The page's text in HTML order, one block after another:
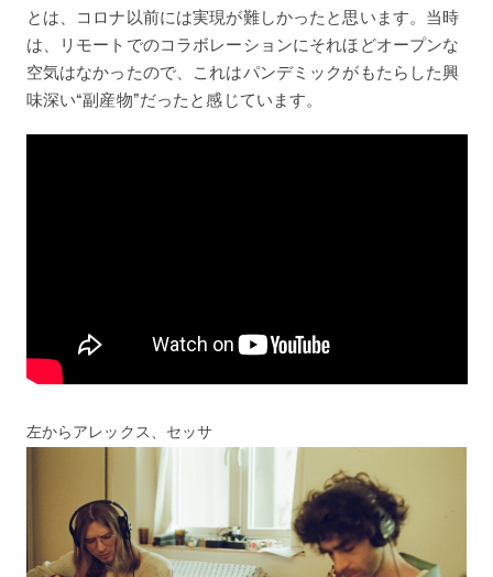
とは、コロナ以前には実現が難しかったと思います。当時
は、リモートでのコラボレーションにそれほどオープンな
空気はなかったので、これはパンデミックがもたらした興
味深い“副産物”だったと感じています。
左からアレックス、セッサ